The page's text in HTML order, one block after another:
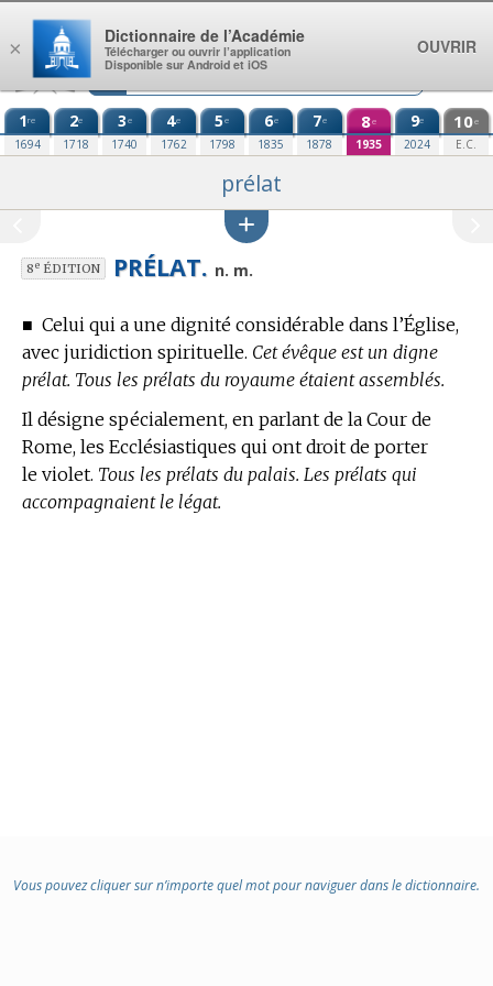
Aller au contenu
1re
1694
2e
1718
3e
1740
4e
1762
5e
1798
6e
1835
7e
1878
8e
1935
9e
2024
10e
E.C.
prélat
8eÉDITION PRÉLAT. n. m.
■ Celui qui a une dignité considérable dans l’Église,
avec juridiction spirituelle. Cet évêque est un digne
prélat. Tous les prélats du royaume étaient assemblés.
Il désigne spécialement, en parlant de la Cour de
Rome, les Ecclésiastiques qui ont droit de porter
le violet. Tous les prélats du palais. Les prélats qui
accompagnaient le légat.
Vous pouvez cliquer sur n’importe quel mot pour naviguer dans le dictionnaire.
×
Dictionnaire de l’Académie
Télécharger ou ouvrir l’application
Disponible sur Android et iOS
OUVRIR